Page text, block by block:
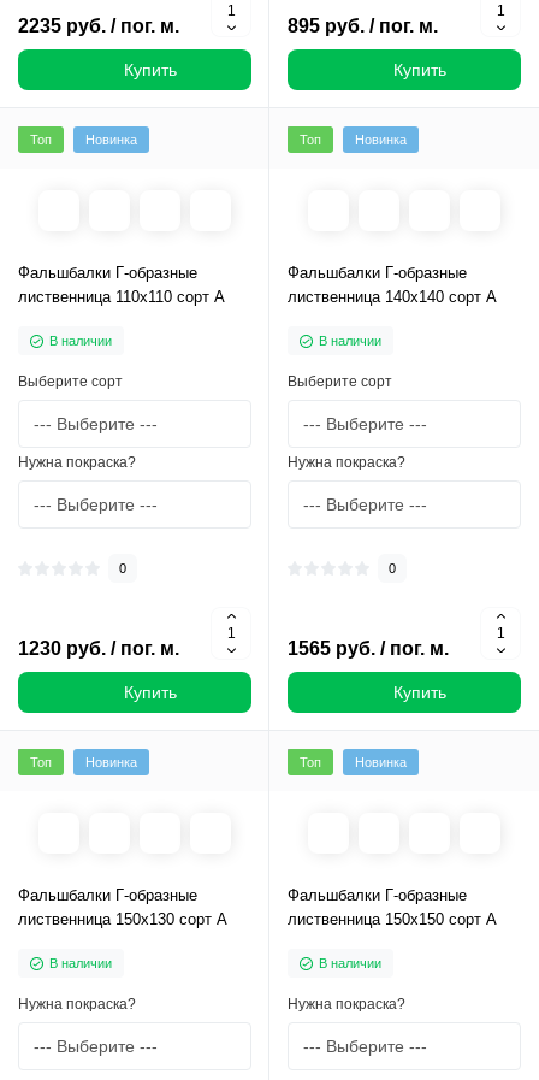
2235 руб. / пог. м.
Купить
895 руб. / пог. м.
Купить
Топ Новинка
Фальшбалки Г-образные
лиственница 110х110 сорт А
В наличии
Выберите сорт
Нужна покраска?
0
1230 руб. / пог. м.
Купить
Топ Новинка
Фальшбалки Г-образные
лиственница 140х140 сорт А
В наличии
Выберите сорт
Нужна покраска?
0
1565 руб. / пог. м.
Купить
Топ Новинка
Фальшбалки Г-образные
лиственница 150х130 сорт А
В наличии
Нужна покраска?
Топ Новинка
Фальшбалки Г-образные
лиственница 150х150 сорт А
В наличии
Нужна покраска?